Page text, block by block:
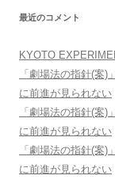
最近のコメント
KYOTO
「劇場法の指針(案
に前進が見られない
「劇場法の指針(案
に前進が見られない
「劇場法の指針(案
に前進が見られない